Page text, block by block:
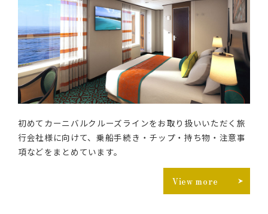
初めてカーニバルクルーズラインをお取り扱いいただく旅
行会社様に向けて、乗船手続き・チップ・持ち物・注意事
項などをまとめています。
View more